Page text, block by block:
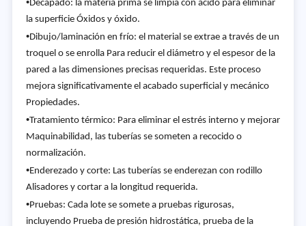
Decapado: la materia prima se limpia con ácido para eliminar
la superficie Óxidos y óxido.
•Dibujo/laminación en frío: el material se extrae a través de un
troquel o se enrolla Para reducir el diámetro y el espesor de la
pared a las dimensiones precisas requeridas. Este proceso
mejora significativamente el acabado superficial y mecánico
Propiedades.
•Tratamiento térmico: Para eliminar el estrés interno y mejorar
Maquinabilidad, las tuberías se someten a recocido o
normalización.
•Enderezado y corte: Las tuberías se enderezan con rodillo
Alisadores y cortar a la longitud requerida.
•Pruebas: Cada lote se somete a pruebas rigurosas,
incluyendo Prueba de presión hidrostática, prueba de la